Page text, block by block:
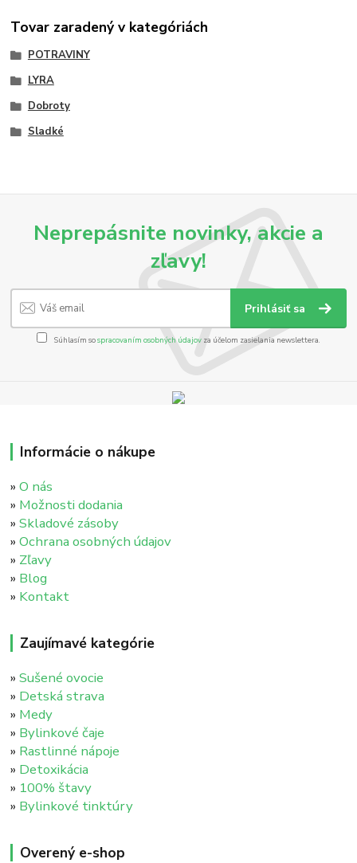
Tovar zaradený v kategóriách
POTRAVINY
LYRA
Dobroty
Sladké
Neprepásnite novinky, akcie a
zľavy!
Prihlásiť sa
Súhlasím sospracovaním osobných údajov za účelom zasielania newslettera.
Informácie o nákupe
»O nás
» Možnosti dodania
»Skladové zásoby
»Ochrana osobných údajov
» Zľavy
» Blog
» Kontakt
Zaujímavé kategórie
»Sušené ovocie
» Detská strava
» Medy
» Bylinkové čaje
» Rastlinné nápoje
» Detoxikácia
» 100% štavy
» Bylinkové tinktúry
Overený e-shop